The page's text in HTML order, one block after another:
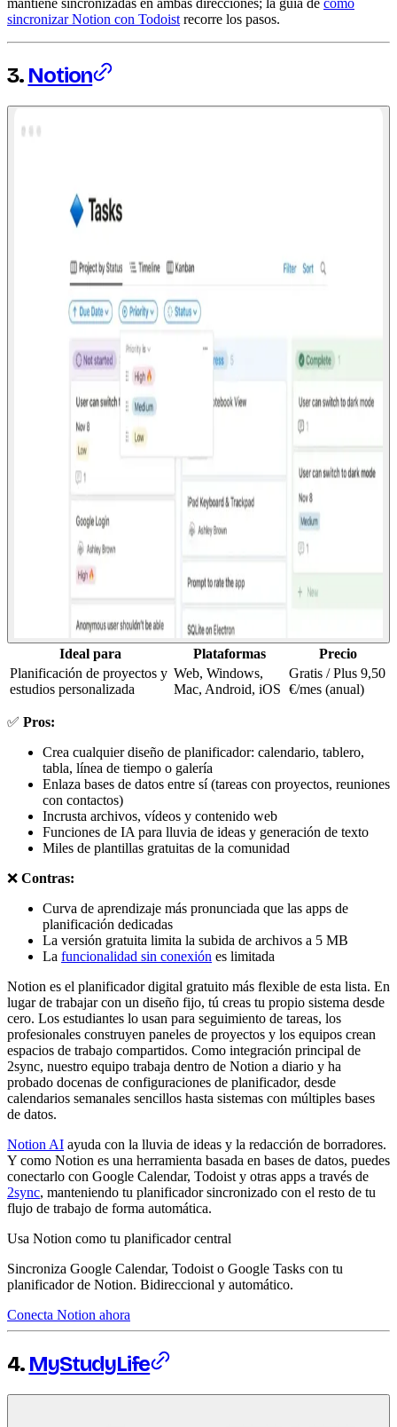
mantiene sincronizadas en ambas direcciones; la guía de cómo
sincronizar Notion con Todoist recorre los pasos.
3. Notion
Ideal para Plataformas
Precio
Planificación de proyectos y
estudios personalizada
Web, Windows,
Mac, Android, iOS
Gratis / Plus 9,50
€/mes (anual)
✅ Pros:
Crea cualquier diseño de planificador: calendario, tablero,
tabla, línea de tiempo o galería
Enlaza bases de datos entre sí (tareas con proyectos, reuniones
con contactos)
Incrusta archivos, vídeos y contenido web
Funciones de IA para lluvia de ideas y generación de texto
Miles de plantillas gratuitas de la comunidad
❌ Contras:
Curva de aprendizaje más pronunciada que las apps de
planificación dedicadas
La versión gratuita limita la subida de archivos a 5 MB
La funcionalidad sin conexión es limitada
Notion es el planificador digital gratuito más flexible de esta lista. En
lugar de trabajar con un diseño fijo, tú creas tu propio sistema desde
cero. Los estudiantes lo usan para seguimiento de tareas, los
profesionales construyen paneles de proyectos y los equipos crean
espacios de trabajo compartidos. Como integración principal de
2sync, nuestro equipo trabaja dentro de Notion a diario y ha
probado docenas de configuraciones de planificador, desde
calendarios semanales sencillos hasta sistemas con múltiples bases
de datos.
Notion AI ayuda con la lluvia de ideas y la redacción de borradores.
Y como Notion es una herramienta basada en bases de datos, puedes
conectarlo con Google Calendar, Todoist y otras apps a través de
2sync, manteniendo tu planificador sincronizado con el resto de tu
flujo de trabajo de forma automática.
Usa Notion como tu planificador central
Sincroniza Google Calendar, Todoist o Google Tasks con tu
planificador de Notion. Bidireccional y automático.
Conecta Notion ahora
4. MyStudyLife